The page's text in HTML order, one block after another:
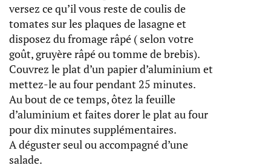
versez ce qu’il vous reste de coulis de
tomates sur les plaques de lasagne et
disposez du fromage râpé ( selon votre
goût, gruyère râpé ou tomme de brebis).
Couvrez le plat d’un papier d’aluminium et
mettez-le au four pendant 25 minutes.
Au bout de ce temps, ôtez la feuille
d’aluminium et faites dorer le plat au four
pour dix minutes supplémentaires.
A déguster seul ou accompagné d’une
salade.